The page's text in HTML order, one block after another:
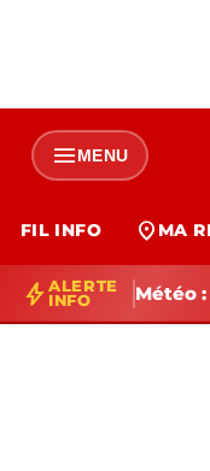
menuMENU
FIL INFO location_on MA
bolt ALERTE
INFO
Météo